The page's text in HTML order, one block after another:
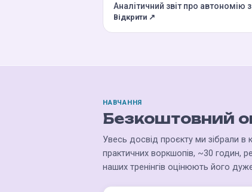
Аналітичний звіт про автономію
Відкрити ↗
НАВЧАННЯ
Безкоштовний
Увесь досвід проєкту ми зібрали в
практичних воркшопів, ~30 годин,
наших тренінгів оцінюють його